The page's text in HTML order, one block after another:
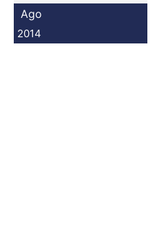
Ago
2014